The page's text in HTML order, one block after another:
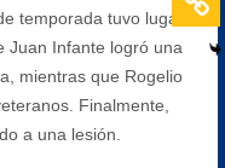
temporada tuvo lugar
Juan Infante logró una
mientras que Rogelio
Finalmente,
a una lesión.